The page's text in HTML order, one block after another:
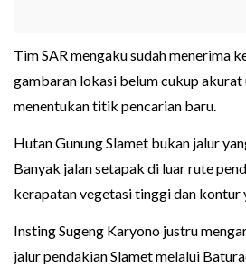
Tim SAR mengaku sudah menerima
gambaran lokasi belum cukup
menentukan titik pencarian baru.
Hutan Gunung Slamet bukan jalur
Banyak jalan setapak di luar rute
kerapatan vegetasi tinggi dan kontur
Insting Sugeng Karyono justru
jalur pendakian Slamet melalui